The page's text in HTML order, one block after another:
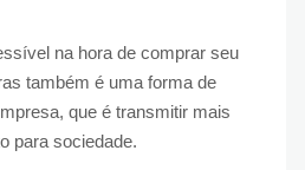
na hora de comprar seu
também é uma forma de
que é transmitir mais
para sociedade.